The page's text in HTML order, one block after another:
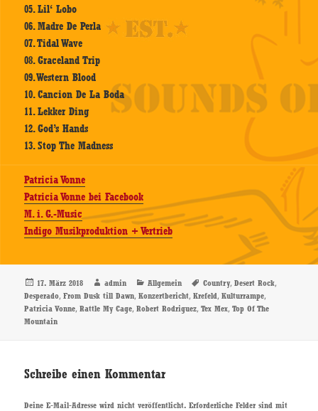
05. Lil‘ Lobo
06. Madre De Perla
07. Tidal Wave
08. Graceland Trip
09. Western Blood
10. Cancion De La Boda
11. Lekker Ding
12. God’s Hands
13. Stop The Madness
Patricia Vonne
Patricia Vonne bei Facebook
M. i. G.-Music
Indigo Musikproduktion + Vertrieb
Veröffentlicht
am
17. März 2018 Autor
admin Kategorien
Allgemein Schlagwörter
Country,Desert Rock,
Desperado,From Dusk till Dawn,Konzertbericht,Krefeld,Kulturrampe,
Patricia Vonne,Rattle My Cage,Robert Rodriguez,Tex Mex,Top Of The
Mountain
Schreibe einen Kommentar
Deine E-Mail-Adresse wird nicht veröffentlicht. Erforderliche Felder sind mit